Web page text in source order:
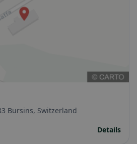
Bursins, Switzerland
Details